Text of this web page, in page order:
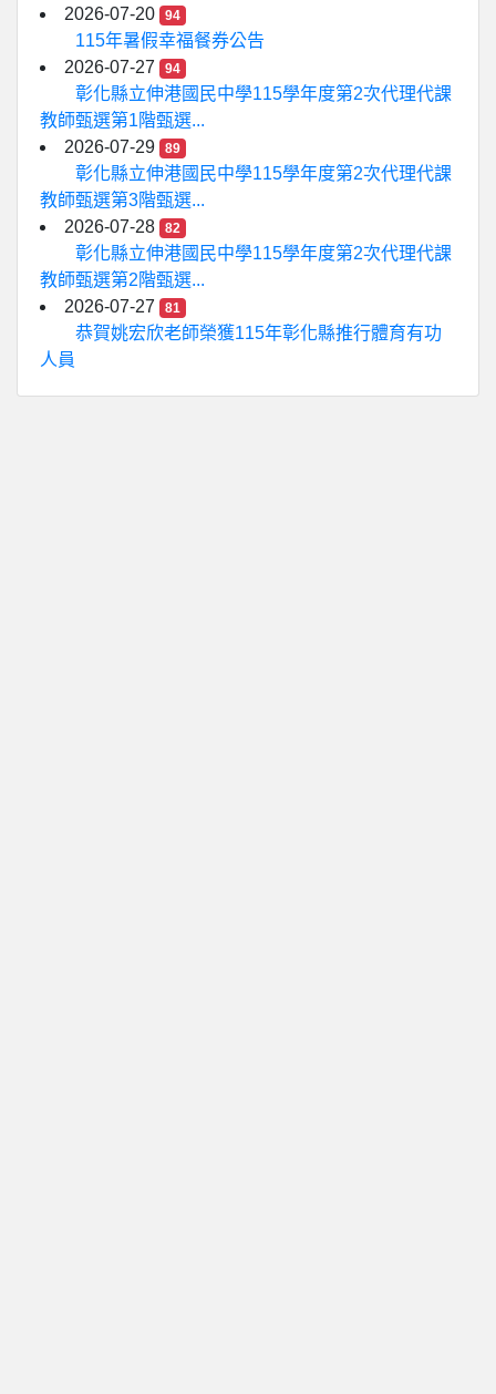
2026-07-20
94
115年暑假幸福餐券公告
2026-07-27
94
彰化縣立伸港國民中學115學年度第2次代理代課
教師甄選第1階甄選...
2026-07-29
89
彰化縣立伸港國民中學115學年度第2次代理代課
教師甄選第3階甄選...
2026-07-28
82
彰化縣立伸港國民中學115學年度第2次代理代課
教師甄選第2階甄選...
2026-07-27
81
恭賀姚宏欣老師榮獲115年彰化縣推行體育有功
人員